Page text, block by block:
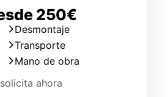
250€
Desmontaje
Transporte
Mano de obra
solicita ahora